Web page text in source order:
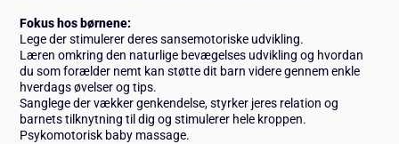
Fokus hos børnene:
Lege der stimulerer deres sansemotoriske udvikling.
Læren omkring den naturlige bevægelses udvikling og hvordan
du som forælder nemt kan støtte dit barn videre gennem enkle
hverdags øvelser og tips.
Sanglege der vækker genkendelse, styrker jeres relation og
barnets tilknytning til dig og stimulerer hele kroppen.
Psykomotorisk baby massage.